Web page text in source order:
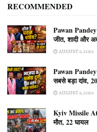
RECOMMENDED
Pawan
जीत, शादी और
AUGUST 6, 2026
Pawan
सबसे बड़ा दांव,
AUGUST 6, 2026
Kyiv Missile
मौत, 22 घायल